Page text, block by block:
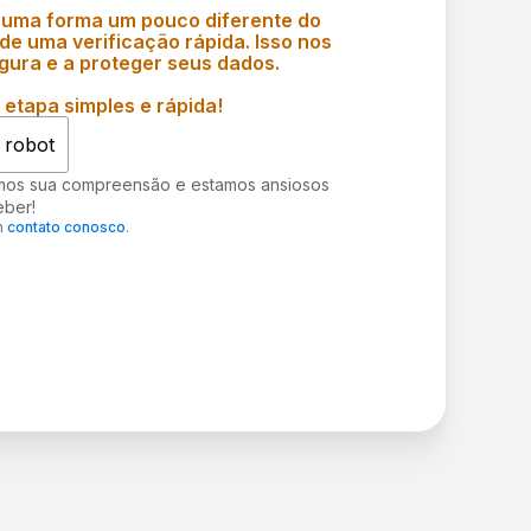
forma um pouco diferente do
uma verificação rápida. Isso nos
e a proteger seus dados.
simples e rápida!
robot
sua compreensão e estamos ansiosos
contato conosco.